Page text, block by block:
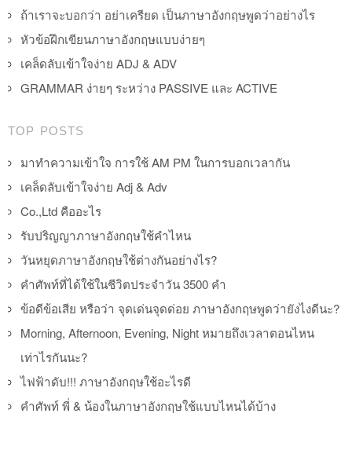
ถ้าเราจะบอกว่า อย่าเครียด เป็นภาษาอังกฤษพูดว่าอย่างไร
หัวข้อฝึกเขียนภาษาอังกฤษแบบง่ายๆ
เคล็ดลับเข้าใจง่าย ADJ & ADV
GRAMMAR ง่ายๆ ระหว่าง PASSIVE และ ACTIVE
TOP POSTS
มาทำความเข้าใจ การใช้ AM PM ในการบอกเวลากัน
เคล็ดลับเข้าใจง่าย Adj & Adv
Co.,Ltd คืออะไร
รับปริญญาภาษาอังกฤษใช้คำไหน
วันหยุดภาษาอังกฤษใช้ต่างกันอย่างไร?
คำศัพท์ที่ได้ใช้ในชีวิตประจำวัน 3500 คำ
ข้อดีข้อเสีย หรือว่า จุดเด่นจุดด่อย ภาษาอังกฤษพูดว่ายังไงดีนะ?
Morning, Afternoon, Evening, Night หมายถึงเวลาตอนไหน
เท่าไรกันนะ?
ไฟฟ้าดับ!!! ภาษาอังกฤษใช้อะไรดี
คำศัพท์ พี่ & น้องในภาษาอังกฤษใช้แบบไหนได้บ้าง